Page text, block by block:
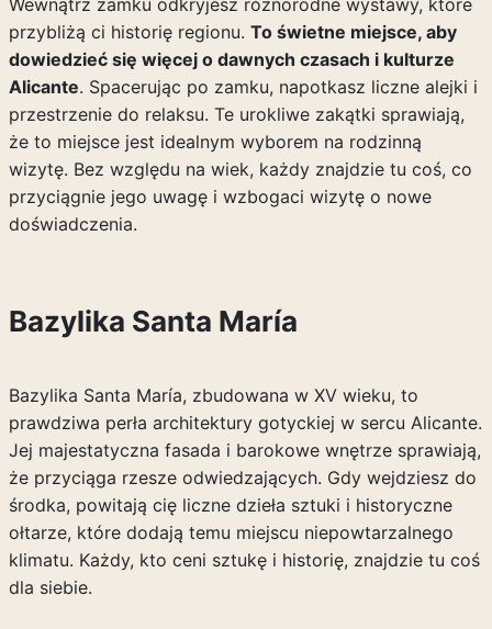
Wewnątrz zamku odkryjesz różnorodne wystawy, które
przybliżą ci historię regionu. To świetne miejsce, aby
dowiedzieć się więcej o dawnych czasach i kulturze
Alicante. Spacerując po zamku, napotkasz liczne alejki i
przestrzenie do relaksu. Te urokliwe zakątki sprawiają,
że to miejsce jest idealnym wyborem na rodzinną
wizytę. Bez względu na wiek, każdy znajdzie tu coś, co
przyciągnie jego uwagę i wzbogaci wizytę o nowe
doświadczenia.
Bazylika Santa María
Bazylika Santa María, zbudowana w XV wieku, to
prawdziwa perła architektury gotyckiej w sercu Alicante.
Jej majestatyczna fasada i barokowe wnętrze sprawiają,
że przyciąga rzesze odwiedzających. Gdy wejdziesz do
środka, powitają cię liczne dzieła sztuki i historyczne
ołtarze, które dodają temu miejscu niepowtarzalnego
klimatu. Każdy, kto ceni sztukę i historię, znajdzie tu coś
dla siebie.